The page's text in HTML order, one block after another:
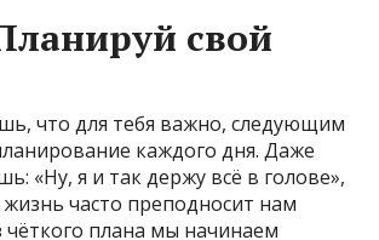
свой
что для тебя важно, следующим
каждого дня. Даже
«Ну, я и так держу всё в голове»,
жизнь часто преподносит нам
плана мы начинаем